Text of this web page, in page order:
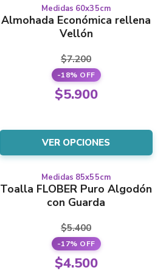
$37.500.
del
producto
Medidas 60x35cm
Almohada Económica rellena
Vellón
$7.200
-18% OFF
El
original
era:
$7.200.
$5.900
precio
actual
$5.900.
VER OPCIONES
Este
producto
tiene
variantes.
Las
opciones
elegir
en
la
del
producto
Medidas 85x55cm
Toalla FLOBER Puro Algodón
con Guarda
$5.400
-17% OFF
El
$4.500
Este
producto
tiene
variantes.
Las
opciones